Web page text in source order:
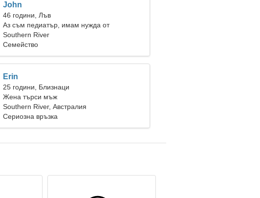
John
46 години, Лъв
Аз съм педиатър, имам нужда от
съблазнителна жена
Southern River
Семейство
Erin
25 години, Близнаци
Жена търси мъж
Southern River, Австралия
Сериозна връзка